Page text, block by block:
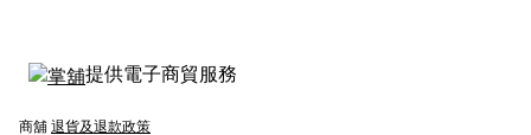
提供電子商貿服務
商舖 退貨及退款政策